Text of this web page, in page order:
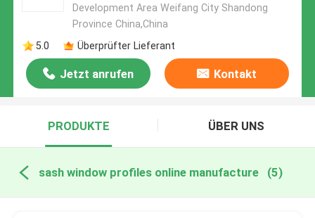
Development Area Weifang City Shandong
Province China,China
5.0
Überprüfter Lieferant
Jetzt anrufen Kontakt
PRODUKTE ÜBER UNS
sash window profiles online manufacture (5)